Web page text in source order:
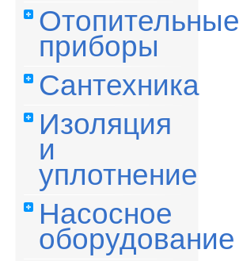
Отопительные
приборы
Сантехника
Изоляция
и
уплотнение
Насосное
оборудование